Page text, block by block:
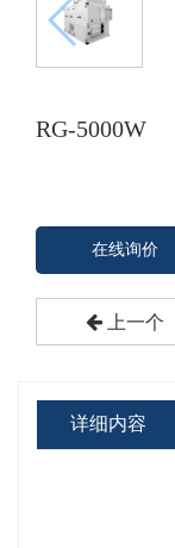
RG-5000W
在线询价
上一个
详细内容